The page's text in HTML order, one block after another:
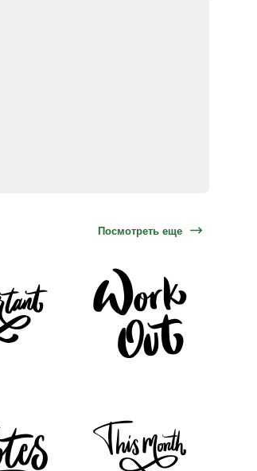
Посмотреть еще